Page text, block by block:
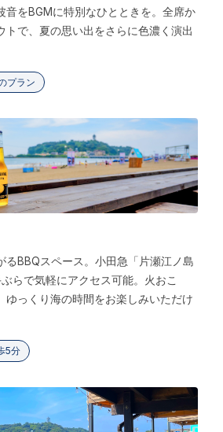
音をBGMに特別なひとときを。全席か
トで、夏の思い出をさらに色濃く演出
プラン
るBBQスペース。小田急「片瀬江ノ島
らで気軽にアクセス可能。火おこ
ゆっくり海の時間をお楽しみいただけ
5分